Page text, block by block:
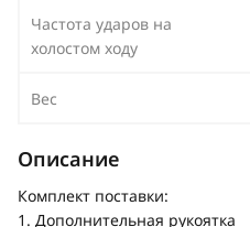
Частота ударов на
холостом ходу
Вес
Описание
Комплект поставки:
1. Дополнительная рукоятка